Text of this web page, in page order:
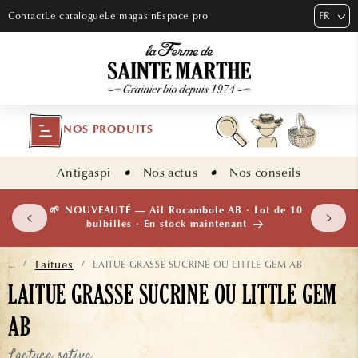
ET PASSER
ContactLe catalogueLe magasinEspace pro FR
NOS PRODUITS
Antigaspi Nos actus Nos conseils
🌱 NOUVEAUTÉ — Ail Rocambole AB · Lot de 10
bulbilles · En stock maintenant
... / Laitues / LAITUE GRASSE SUCRINE OU LITTLE GEM AB
LAITUE GRASSE SUCRINE OU LITTLE GEM
AB